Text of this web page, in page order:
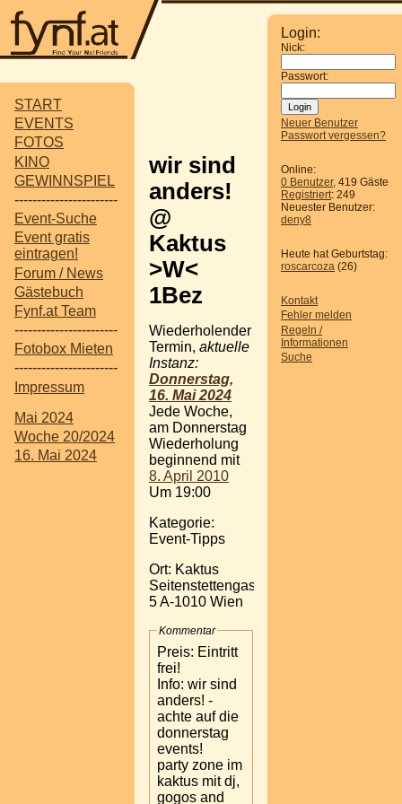
START
EVENTS
FOTOS
KINO
GEWINNSPIEL
-----------------------
Event-Suche
Event gratis
eintragen!
Forum / News
Gästebuch
Fynf.at Team
-----------------------
Fotobox Mieten
-----------------------
Impressum
Mai 2024
Woche 20/2024
16. Mai 2024
Login:
Nick:
Passwort:
Neuer Benutzer
Passwort vergessen?
Online:
0 Benutzer, 419 Gäste
Registriert: 249
Neuester Benutzer:
deny8
Heute hat Geburtstag:
roscarcoza (26)
Kontakt
Fehler melden
Regeln /
Informationen
Suche
wir sind
anders!
@
Kaktus
>W<
1Bez
Wiederholender
Termin, aktuelle
Instanz:
Donnerstag,
16. Mai 2024
Jede Woche,
am Donnerstag
Wiederholung
beginnend mit
8. April 2010
Um 19:00
Kategorie:
Event-Tipps
Ort: Kaktus
Seitenstettengasse
5 A-1010 Wien
Kommentar
Preis: Eintritt
frei!
Info: wir sind
anders! -
achte auf die
donnerstag
events!
party zone im
kaktus mit dj,
gogos and